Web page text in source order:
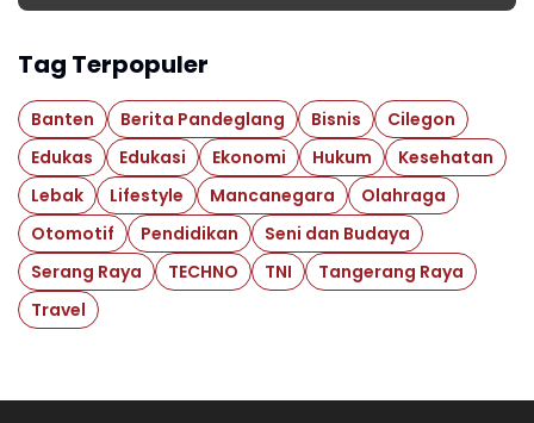
Tag Terpopuler
Banten Berita Pandeglang Bisnis
Cilegon
Edukas
Edukasi Ekonomi Hukum
Kesehatan
Lebak
Lifestyle Mancanegara
Olahraga
Otomotif
Pendidikan
Seni dan Budaya
Serang Raya
TECHNO TNI
Tangerang Raya
Travel